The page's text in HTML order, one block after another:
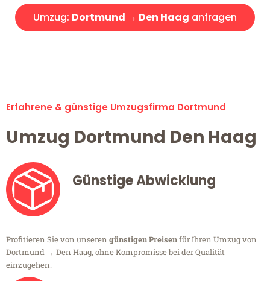
Umzug: Dortmund → Den Haag anfragen
Erfahrene & günstige Umzugsfirma Dortmund
Umzug Dortmund Den Haag
Günstige Abwicklung
Profitieren Sie von unseren günstigen Preisenfür Ihren Umzug von
Dortmund → Den Haag, ohne Kompromisse bei der Qualität
einzugehen.